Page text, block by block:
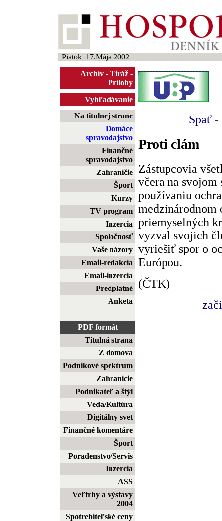
Piatok 17.Mája 2002
Archív - Tiráž -
Prílohy
Vyhľadávanie
Na titulnej strane
Domáce
spravodajstvo
Finančné
spravodajstvo
Zahraničie
Šport
Kurzy
TV program
Inzercia
Spoločnosť
Vaše názory
Email-redakcia
Email-inzercia
Predplatné
Anketa
PDF formát
Titulná strana
Z domova
Podnikové spektrum
Zahranicie
Podnikateľ a štýl
Veda/Kultúra
Digitálny svet
Finančné komentáre
Šport
Poradenstvo/Servis
Inzercia
ASS
Veľtrhy a výstavy
2004
Spotrebiteľské ceny
Spať -
Proti clám
Zástupcovia
včera na
používaniu
medzinárodnom
priemyselných
vyzval svojich
vyriešiť spor o
Európou.
(ČTK)